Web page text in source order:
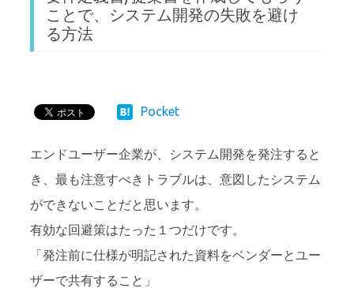
ことで、システム開発の失敗を避け
る方法
Pocket
エンドユーザー企業が、システム開発を発注すると
き、最も注意すべきトラブルは、意図したシステム
ができないことだと思います。
有効な回避策はたった１つだけです。
「発注前に仕様が明記された資料をベンダーとユー
ザーで共有すること」